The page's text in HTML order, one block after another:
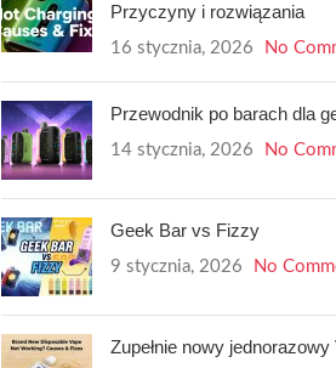
Przyczyny i rozwiązania
16 stycznia, 2026 No
Przewodnik po barach dla
14 stycznia, 2026 No
Geek Bar vs Fizzy
9 stycznia, 2026 No
Zupełnie nowy jednorazowy